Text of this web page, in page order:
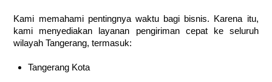
Kami memahami pentingnya waktu bagi bisnis. Karena itu,
kami menyediakan layanan pengiriman cepat ke seluruh
wilayah Tangerang, termasuk:
Tangerang Kota